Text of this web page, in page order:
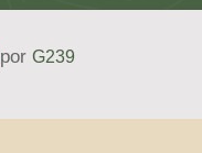
por G239